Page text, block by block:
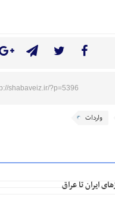
shabaveiz.ir/?p=5396
واردات
ایران تا عراق